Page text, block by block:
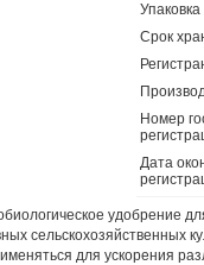
Упаковка
Срок
Номер
Дата
удобрение
сельскохозяйственных
для ускорения